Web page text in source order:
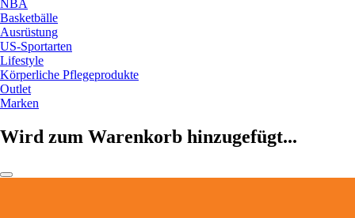
NBA
Basketbälle
Ausrüstung
US-Sportarten
Lifestyle
Körperliche Pflegeprodukte
Outlet
Marken
Wird zum Warenkorb hinzugefügt...